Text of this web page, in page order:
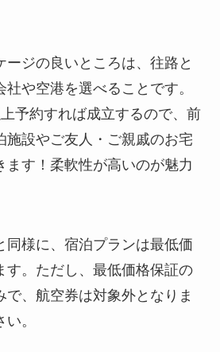
ージの良いところは、往路と
や空港を選べることです。
予約すれば成立するので、前
施設やご友人・ご親戚のお宅
ます！柔軟性が高いのが魅力
同様に、宿泊プランは最低価
す。ただし、最低価格保証の
で、航空券は対象外となりま
。